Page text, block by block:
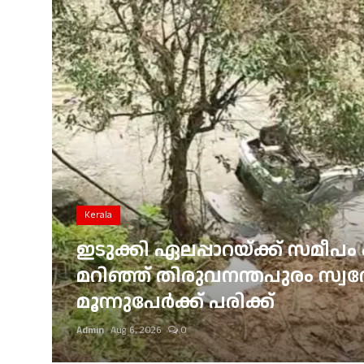
Gulf News
Loksabha Election 2024
Technology
Jobs Mall
Automotive
Shop Online
Education
Business
Kerala
ഇടുക്കി ഏലപ്പാറയ്ക്ക് സമീപം
മറിഞ്ഞ് തിരുവനന്തപുരം
മൂന്നുപേർക്ക് പരിക്ക്
Admin Aug 6, 2026 0